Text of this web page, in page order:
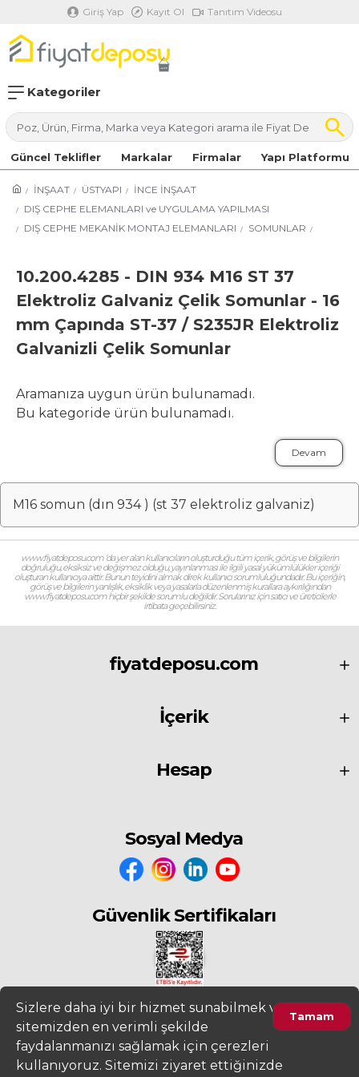
Giriş Yap Kayıt Ol Tanıtım Videosu
Kategoriler
Güncel Teklifler Markalar Firmalar Yapı Platformu
İNŞAAT ÜSTYAPI
İNCE İNŞAAT
DIŞ CEPHE ELEMANLARI ve UYGULAMA YAPILMASI
DIŞ CEPHE MEKANİK MONTAJ ELEMANLARI
SOMUNLAR
10.200.4285 - DIN 934 M16 ST 37
Elektroliz Galvaniz Çelik Somunlar - 16
mm Çapında ST-37 / S235JR Elektroliz
Galvanizli Çelik Somunlar
Aramanıza uygun ürün bulunamadı.
Bu kategoride ürün bulunamadı.
Devam
M16 somun (dın 934 ) (st 37 elektroliz galvaniz)
www.fiyatdeposu.com ‘da yer alan kullanıcıların oluşturduğu tüm içerik, görüş ve bilgilerin
doğruluğu, eksiksiz ve değişmez olduğu, yayınlanması ile ilgili yasal yükümlülükler içeriği
oluşturan kullanıcıya aittir. Bunun teyidini almak direk kullanıcı sorumluluğundadır. Bu içeriğin,
görüş ve bilgilerin yanlışlık, eksiklik veya yasalarla düzenlenmiş kurallara aykırılığından
www.fiyatdeposu.com hiçbir şekilde sorumlu değildir. Sorularınız için satıcı ve üreticilerle
irtibata geçebilirsiniz.
fiyatdeposu.com
İçerik
Hesap
Sosyal Medya
Güvenlik Sertifikaları
2022 www.fiyatdeposu.com
Altera Bilgi Teknolojileri LTD. ŞTİ. Her
Hakkı Saklıdır.
Tamam
Sizlere daha iyi bir hizmet sunabilmek ve
sitemizden en verimli şekilde
faydalanmanızı sağlamak için çerezleri
kullanıyoruz. Sitemizi ziyaret ettiğinizde